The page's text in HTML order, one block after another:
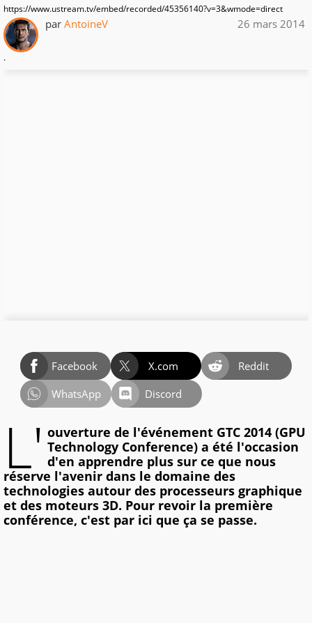
https://www.ustream.tv/embed/recorded/45356140?v=3&wmode=direct
par AntoineV 26 mars 2014
.
Facebook X.com
Reddit
WhatsApp
Discord
L' ouverture de l'événement GTC 2014 (GPU
Technology Conference) a été l'occasion
d'en apprendre plus sur ce que nous
réserve l'avenir dans le domaine des
technologies autour des processeurs graphique
et des moteurs 3D. Pour revoir la première
conférence, c'est par ici que ça se passe.